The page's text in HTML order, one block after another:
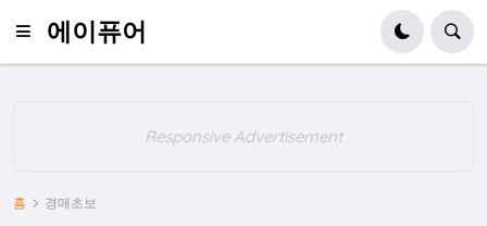
에이퓨어
Responsive Advertisement
홈 경매초보